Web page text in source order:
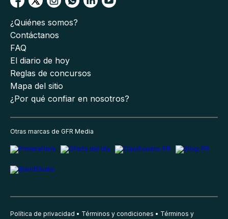
¿Quiénes somos?
Contáctanos
FAQ
El diario de hoy
Reglas de concursos
Mapa del sitio
¿Por qué confiar en nosotros?
Otras marcas de GFR Media
Política de privacidad Términos y condiciones Términos y